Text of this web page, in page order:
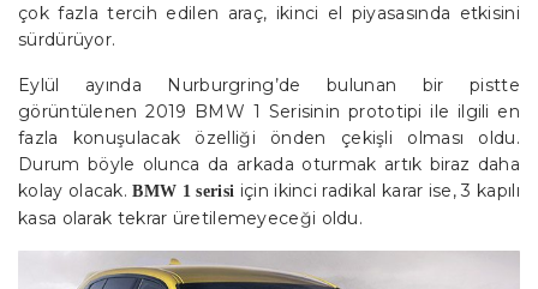
çok fazla tercih edilen araç, ikinci el piyasasında etkisini
sürdürüyor.
Eylül ayında Nurburgring’de bulunan bir pistte
görüntülenen 2019 BMW 1 Serisinin prototipi ile ilgili en
fazla konuşulacak özelliği önden çekişli olması oldu.
Durum böyle olunca da arkada oturmak artık biraz daha
kolay olacak.BMW 1 serisi için ikinci radikal karar ise, 3 kapılı
kasa olarak tekrar üretilemeyeceği oldu.